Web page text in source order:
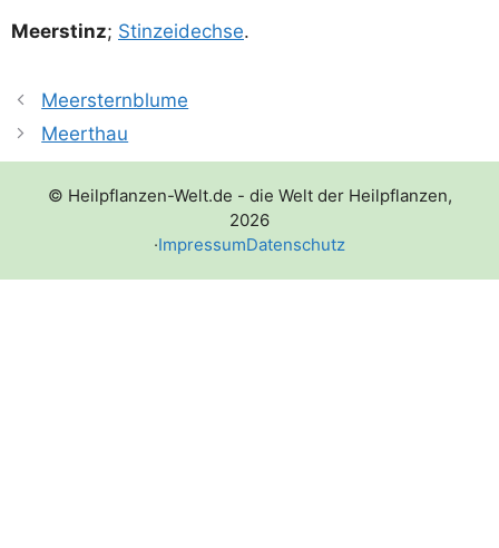
Meers­tinz; Stin­z­ei­dech­se.
Meersternblume
Meerthau
© Heilpflanzen-Welt.de - die Welt der Heilpflanzen,
2026
·ImpressumDatenschutz